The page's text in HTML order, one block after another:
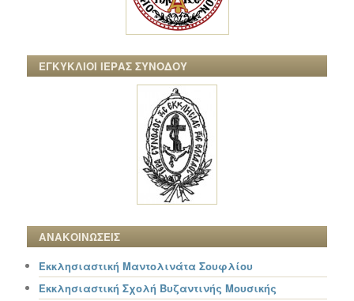
ΕΓΚΥΚΛΙΟΙ ΙΕΡΑΣ ΣΥΝΟΔΟΥ
ΑΝΑΚΟΙΝΩΣΕΙΣ
Εκκλησιαστική Μαντολινάτα Σουφλίου
Εκκλησιαστική Σχολή Βυζαντινής Μουσικής